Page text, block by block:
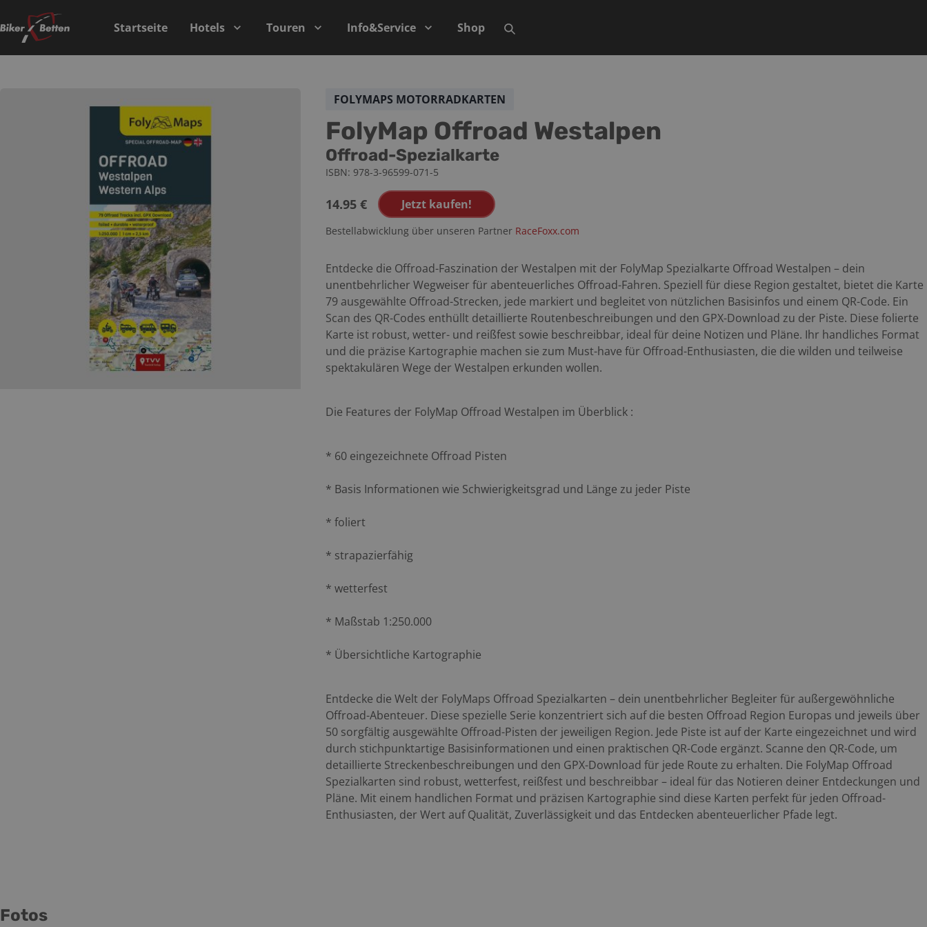
Startseite Hotels Touren Info&Service Shop
FOLYMAPS MOTORRADKARTEN
FolyMap Offroad Westalpen
Offroad-Spezialkarte
ISBN: 978-3-96599-071-5
14.95 € Jetzt kaufen!
Bestellabwicklung über unseren Partner RaceFoxx.com
Entdecke die Offroad-Faszination der Westalpen mit der FolyMap Spezialkarte Offroad Westalpen – dein
unentbehrlicher Wegweiser für abenteuerliches Offroad-Fahren. Speziell für diese Region gestaltet, bietet die Karte
79 ausgewählte Offroad-Strecken, jede markiert und begleitet von nützlichen Basisinfos und einem QR-Code. Ein
Scan des QR-Codes enthüllt detaillierte Routenbeschreibungen und den GPX-Download zu der Piste. Diese folierte
Karte ist robust, wetter- und reißfest sowie beschreibbar, ideal für deine Notizen und Pläne. Ihr handliches Format
und die präzise Kartographie machen sie zum Must-have für Offroad-Enthusiasten, die die wilden und teilweise
spektakulären Wege der Westalpen erkunden wollen.
Die Features der FolyMap Offroad Westalpen im Überblick :
* 60 eingezeichnete Offroad Pisten
* Basis Informationen wie Schwierigkeitsgrad und Länge zu jeder Piste
* foliert
* strapazierfähig
* wetterfest
* Maßstab 1:250.000
* Übersichtliche Kartographie
Entdecke die Welt der FolyMaps Offroad Spezialkarten – dein unentbehrlicher Begleiter für außergewöhnliche
Offroad-Abenteuer. Diese spezielle Serie konzentriert sich auf die besten Offroad Region Europas und jeweils über
50 sorgfältig ausgewählte Offroad-Pisten der jeweiligen Region. Jede Piste ist auf der Karte eingezeichnet und wird
durch stichpunktartige Basisinformationen und einen praktischen QR-Code ergänzt. Scanne den QR-Code, um
detaillierte Streckenbeschreibungen und den GPX-Download für jede Route zu erhalten. Die FolyMap Offroad
Spezialkarten sind robust, wetterfest, reißfest und beschreibbar – ideal für das Notieren deiner Entdeckungen und
Pläne. Mit einem handlichen Format und präzisen Kartographie sind diese Karten perfekt für jeden Offroad-
Enthusiasten, der Wert auf Qualität, Zuverlässigkeit und das Entdecken abenteuerlicher Pfade legt.
Fotos